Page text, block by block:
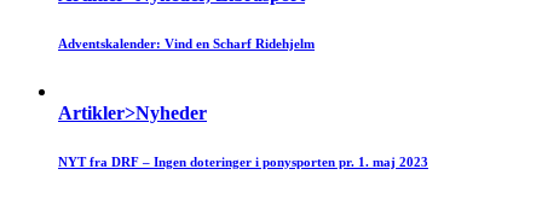
Adventskalender: Vind en Scharf Ridehjelm
Artikler>Nyheder
NYT fra DRF – Ingen doteringer i ponysporten pr. 1. maj 2023